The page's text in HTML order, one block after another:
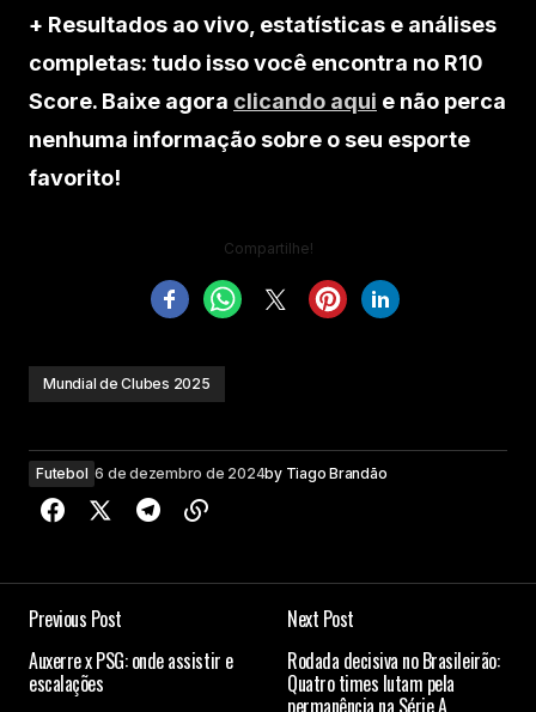
+ Resultados ao vivo, estatísticas e análises
completas: tudo isso você encontra no R10
Score. Baixe agora clicando aqui e não perca
nenhuma informação sobre o seu esporte
favorito!
Compartilhe!
Mundial de Clubes 2025
Futebol 6 de dezembro de 2024by Tiago Brandão
Previous Post
Auxerre x PSG: onde assistir e
escalações
Next Post
Rodada decisiva no Brasileirão:
Quatro times lutam pela
permanência na Série A